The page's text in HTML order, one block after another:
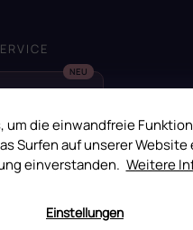
um die einwandfreie
Surfen auf unserer Website
einverstanden. Weitere
Einstellungen